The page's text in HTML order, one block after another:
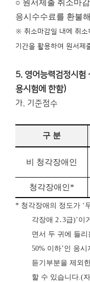
○ 원서제출 취소마
응시수수료를 환불
※ 취소마감일 내에 취소
기간을 활용하여 원서제
5. 영어능력검정시험
용시험에 한함)
가. 기준점수
구 분
비 청각장애인
청각장애인*
* 청각장애의 정도가 ‘
각장애 2․3급)’이
면서 두 귀에 들
50% 이하’인 응시
듣기부분을 제외
할 수 있습니다.(